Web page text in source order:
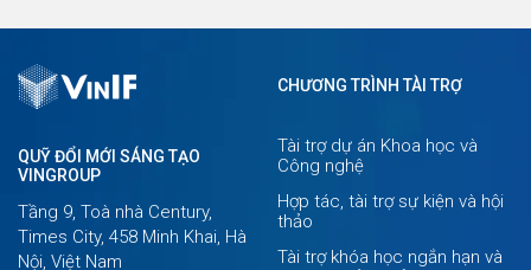
QUỸ ĐỔI MỚI SÁNG TẠO
VINGROUP
Tầng 9, Toà nhà Century,
Times City, 458 Minh Khai, Hà
Nội, Việt Nam
CHƯƠNG TRÌNH TÀI TRỢ
Tài trợ dự án Khoa học và
Công nghệ
Hợp tác, tài trợ sự kiện và hội
thảo
Tài trợ khóa học ngắn hạn và